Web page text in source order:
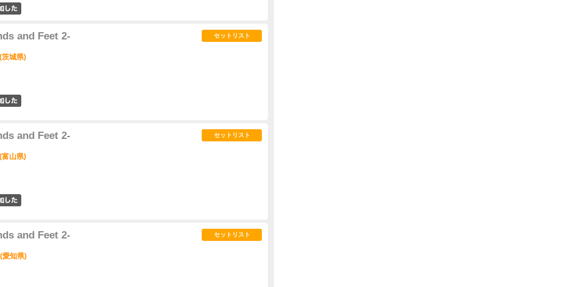
and Feet 2-
茨城県)
セットリスト
and Feet 2-
富山県)
セットリスト
and Feet 2-
愛知県)
セットリスト